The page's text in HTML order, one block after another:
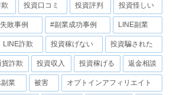
投資口コミ 投資評判 投資怪しい
敗事例 #副業成功事例 LINE副業
LINE詐欺 投資稼げない 投資騙された
詐欺 投資収入 投資稼げる 返金相談
業 被害 オプトインアフィリエイト